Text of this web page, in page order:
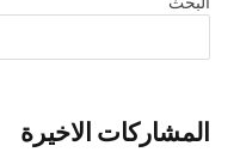
المشاركات الاخيرة